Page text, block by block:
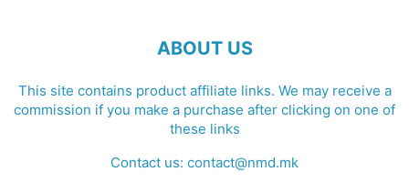
ABOUT US
This site contains product affiliate links. We may receive a
commission if you make a purchase after clicking on one of
these links
Contact us: contact@nmd.mk